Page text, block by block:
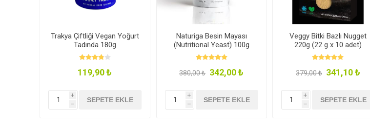
Trakya Çiftliği Vegan Yoğurt
Tadında 180g
119,90 ₺
i
h
SEPETE EKLE
Naturiga Besin Mayası
(Nutritional Yeast) 100g
380,00 ₺ 342,00 ₺
i
h
SEPETE EKLE
Veggy Bitki Bazlı Nugget
220g (22 g x 10 adet)
379,00 ₺ 341,10 ₺
i
h
SEPETE EKLE